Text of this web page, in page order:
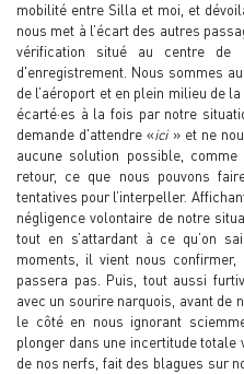
mobilité entre Silla et moi, et
nous met à l’écart des autres
vérification situé au centre
d'enregistrement. Nous sommes
de l’aéroport et en plein milieu de
écarté·es à la fois par notre
demande d'attendre «ici» et ne
aucune solution possible,
retour, ce que nous pouvons
tentatives pour l’interpeller.
négligence volontaire de notre
tout en s’attardant à ce qu’on
moments, il vient nous
passera pas. Puis, tout aussi
avec un sourire narquois, avant de
le côté en nous ignorant
plonger dans une incertitude
de nos nerfs, fait des blagues sur